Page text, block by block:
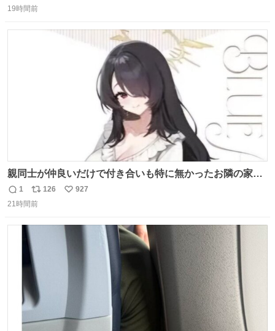
に遭った果樹園には防犯カメラなどはなく、シャインマス
今年に入って同様の被害は確認されておらず、警察はパト
信
19時間前
親同士が仲良いだけで付き合いも特に無かったお隣の家に
自分とこの親が外せない用事があるからと半ば強制的に預
けられて空き部屋が無いからたまに見かけるけどロクに会
る恐る部屋の扉を開けた先にこの光景が待ってた時の少年
の反応を答えよ
返
信
1
リ
ポ
数
126
い
数
927
21時間前